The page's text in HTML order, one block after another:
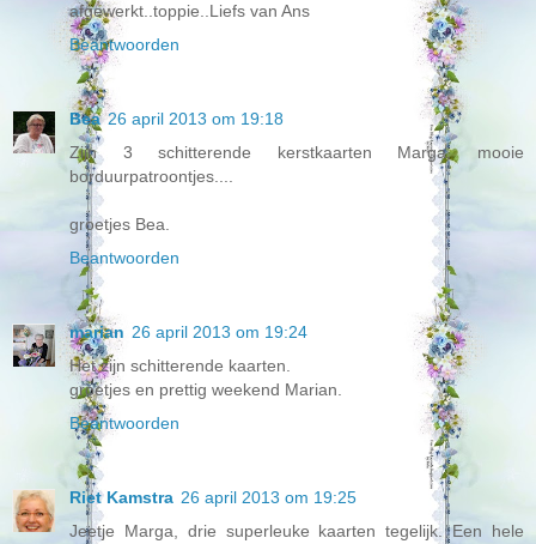
afgewerkt..toppie..Liefs van Ans
Beantwoorden
Bea 26 april 2013 om 19:18
Zijn 3 schitterende kerstkaarten Marga, mooie
borduurpatroontjes....
groetjes Bea.
Beantwoorden
marian 26 april 2013 om 19:24
Het zijn schitterende kaarten.
groetjes en prettig weekend Marian.
Beantwoorden
Riet Kamstra 26 april 2013 om 19:25
Jeetje Marga, drie superleuke kaarten tegelijk. Een hele